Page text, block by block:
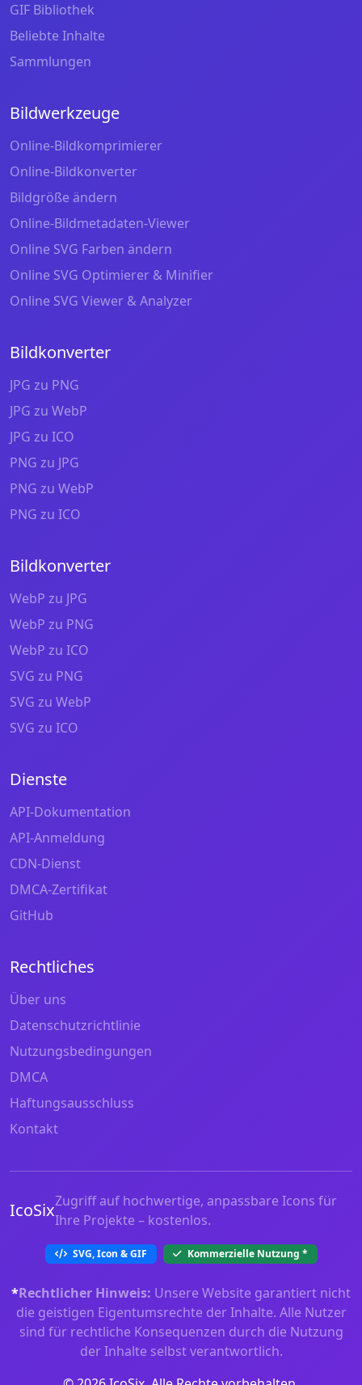
GIF Bibliothek
Beliebte Inhalte
Sammlungen
Bildwerkzeuge
Online-Bildkomprimierer
Online-Bildkonverter
Bildgröße ändern
Online-Bildmetadaten-Viewer
Online SVG Farben ändern
Online SVG Optimierer & Minifier
Online SVG Viewer & Analyzer
Bildkonverter
JPG zu PNG
JPG zu WebP
JPG zu ICO
PNG zu JPG
PNG zu WebP
PNG zu ICO
Bildkonverter
WebP zu JPG
WebP zu PNG
WebP zu ICO
SVG zu PNG
SVG zu WebP
SVG zu ICO
Dienste
API-Dokumentation
API-Anmeldung
CDN-Dienst
DMCA-Zertifikat
GitHub
Rechtliches
Über uns
Datenschutzrichtlinie
Nutzungsbedingungen
DMCA
Haftungsausschluss
Kontakt
IcoSixZugriff auf hochwertige, anpassbare Icons für
Ihre Projekte – kostenlos.
SVG, Icon & GIF Kommerzielle Nutzung *
*Rechtlicher Hinweis: Unsere Website garantiert nicht
die geistigen Eigentumsrechte der Inhalte. Alle Nutzer
sind für rechtliche Konsequenzen durch die Nutzung
der Inhalte selbst verantwortlich.